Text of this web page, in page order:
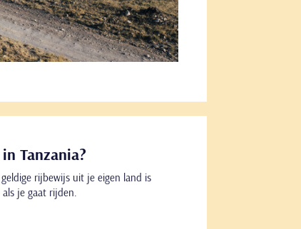
Tanzania?
rijbewijs uit je eigen land is
je gaat rijden.